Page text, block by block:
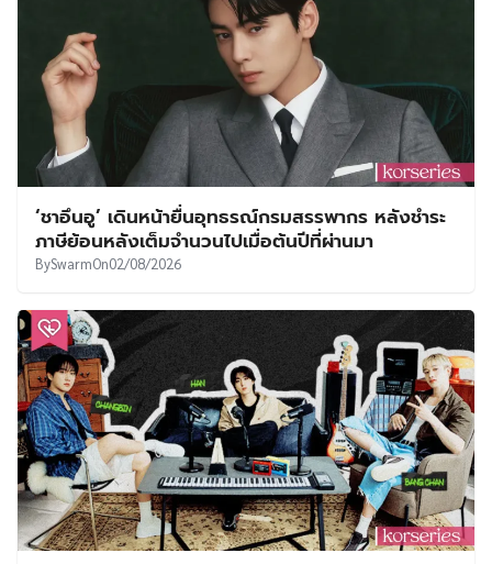
‘ชาอึนอู’ เดินหน้ายื่นอุทธรณ์กรมสรรพากร หลังชำระ
ภาษีย้อนหลังเต็มจำนวนไปเมื่อต้นปีที่ผ่านมา
BySwarmOn02/08/2026